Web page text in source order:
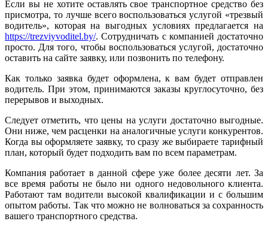
Если вы не хотите оставлять свое транспортное средство без
присмотра, то лучше всего воспользоваться услугой «трезвый
водитель», которая на выгодных условиях предлагается на
https://trezviyvoditel.by/. Сотрудничать с компанией достаточно
просто. Для того, чтобы воспользоваться услугой, достаточно
оставить на сайте заявку, или позвонить по телефону.
Как только заявка будет оформлена, к вам будет отправлен
водитель. При этом, принимаются заказы круглосуточно, без
перерывов и выходных.
Следует отметить, что цены на услуги достаточно выгодные.
Они ниже, чем расценки на аналогичные услуги конкурентов.
Когда вы оформляете заявку, то сразу же выбираете тарифный
план, который будет подходить вам по всем параметрам.
Компания работает в данной сфере уже более десяти лет. За
все время работы не было ни одного недовольного клиента.
Работают там водители высокой квалификации и с большим
опытом работы. Так что можно не волноваться за сохранность
вашего транспортного средства.